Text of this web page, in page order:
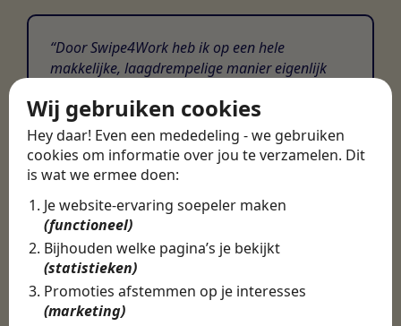
Wij gebruiken cookies
Hey daar! Even een mededeling - we gebruiken
cookies om informatie over jou te verzamelen. Dit
is wat we ermee doen:
Je website-ervaring soepeler maken
(functioneel)
Bijhouden welke pagina’s je bekijkt
(statistieken)
Promoties afstemmen op je interesses
(marketing)
Door Swipe4Work heb ik op een hele
makkelijke, laagdrempelige manier eigenlijk
veel nieuwe uitdagingen!
Martijn
Certinia Consultant